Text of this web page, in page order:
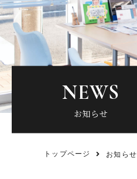
NEWS
お知らせ
トップページ お知らせ